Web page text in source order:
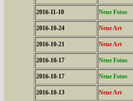
2016-11-10 Neue Fotos
2016-10-24 Neue Art
2016-10-21 Neue Art
2016-10-17 Neue Fotos
2016-10-17 Neue Fotos
2016-10-13 Neue Art